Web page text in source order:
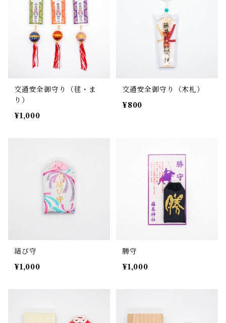
交通安全御守り（毬・ま
り）
¥1,000
交通安全御守り（木札）
¥800
結び守
¥1,000
勝守
¥1,000